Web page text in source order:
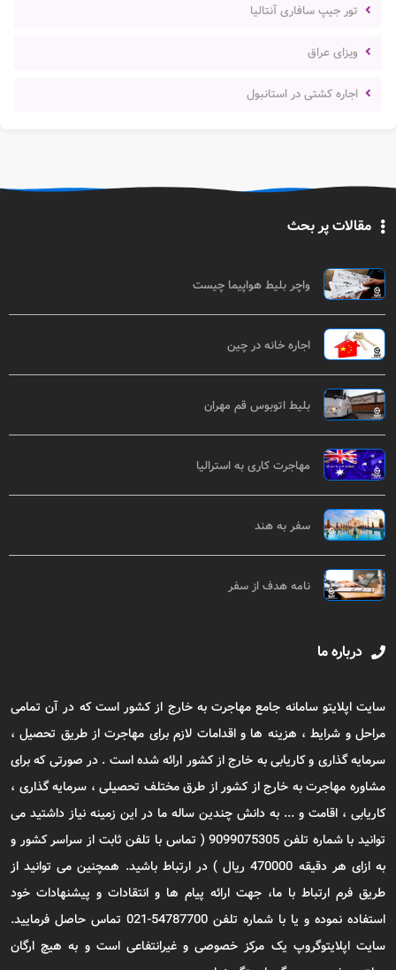
تور جیپ سافاری آنتالیا
ویزای عراق
اجاره کشتی در استانبول
مقالات پر بحث
واچر بلیط هواپیما چیست
اجاره خانه در چین
بلیط اتوبوس قم مهران
مهاجرت کاری به استرالیا
سفر به هند
نامه هدف از سفر
درباره ما
سایت اپلایتو سامانه جامع مهاجرت به خارج از کشور است که در آن تمامی
مراحل و شرایط ، هزینه ها و اقدامات لازم برای مهاجرت از طریق تحصیل ،
سرمایه گذاری و کاریابی به خارج از کشور ارائه شده است . در صورتی که برای
مشاوره مهاجرت به خارج از کشور از طرق مختلف تحصیلی ، سرمایه گذاری ،
کاریابی ، اقامت و ... به دانش چندین ساله ما در این زمینه نیاز داشتید می
توانید با شماره تلفن 9099075305 ( تماس با تلفن ثابت از سراسر کشور و
به ازای هر دقیقه 470000 ریال ) در ارتباط باشید. همچنین می توانید از
طریق فرم ارتباط با ما، جهت ارائه پیام ها و انتقادات و پیشنهادات خود
استفاده نموده و یا با شماره تلفن 54787700-021 تماس حاصل فرمایید.
سایت اپلایتوگروپ یک مرکز خصوصی و غیرانتفاعی است و به هیچ ارگان